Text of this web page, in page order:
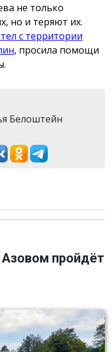
не только
но и теряют их.
с территории
, просила помощи
Белоштейн
пройдёт